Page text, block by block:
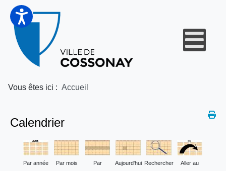
Vous êtes ici : Accueil
Calendrier
Par année Par mois Par Aujourd'hui Rechercher Aller au